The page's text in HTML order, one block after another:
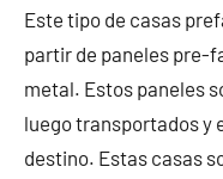
Este tipo de casas
partir de paneles pre-
metal. Estos paneles
luego transportados y
destino. Estas casas